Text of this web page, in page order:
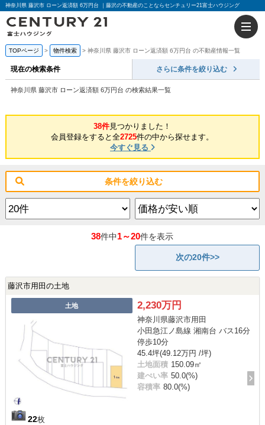
神奈川県 藤沢市 ローン返済額 6万円台 ｜藤沢の不動産のことならセンチュリー21富士ハウジング
TOPページ 物件検索 神奈川県 藤沢市 ローン返済額 6万円台 の不動産情報一覧
現在の検索条件 さらに条件を絞り込む
神奈川県 藤沢市 ローン返済額 6万円台 の検索結果一覧
38件見つかりました！
会員登録をすると全2725件の中から探せます。
今すぐ見る
条件を絞り込む
38件中1～20件を表示
次の20件>>
藤沢市用田の土地
土地
22枚
2,230万円
神奈川県藤沢市用田
小田急江ノ島線 湘南台 バス16分
停歩10分
45.4坪(49.12万円 /坪)
土地面積 150.09㎡
建ぺい率 50.0(%)
容積率 80.0(%)